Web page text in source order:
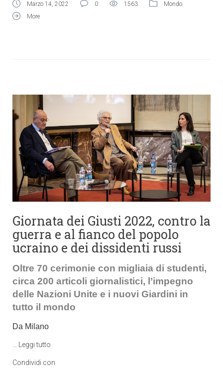
Marzo 14, 2022 0 1563
Mondo
More
Giornata dei Giusti 2022, contro la
guerra e al fianco del popolo
ucraino e dei dissidenti russi
Oltre 70 cerimonie con migliaia di studenti,
circa 200 articoli giornalistici, l’impegno
delle Nazioni Unite e i nuovi Giardini in
tutto il mondo
Da Milano
Leggi tutto
Condividi con